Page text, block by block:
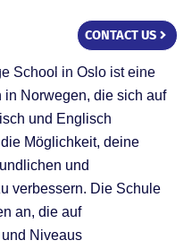
CONTACT US
School in Oslo ist eine
Norwegen, die sich auf
und Englisch
Möglichkeit, deine
und
verbessern. Die Schule
an, die auf
Niveaus